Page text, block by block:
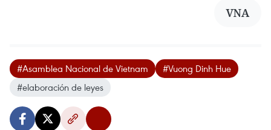
VNA
#Asamblea Nacional de Vietnam
#Vuong Dinh Hue
#elaboración de leyes